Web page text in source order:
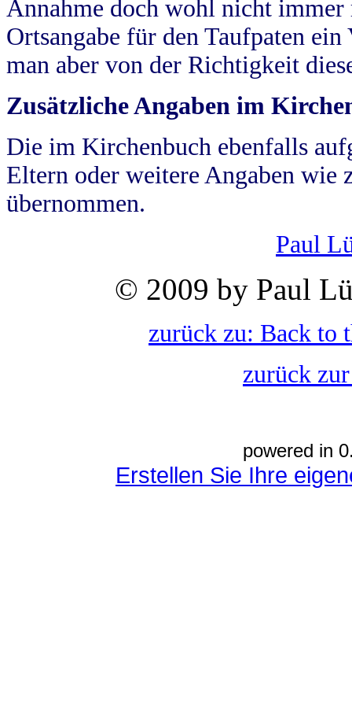
Annahme doch wohl nicht
Ortsangabe für den Taufpaten
man aber von der Richtigkeit
Zusätzliche Angaben im
Die im Kirchenbuch ebenfalls
Eltern oder weitere Angaben wie
übernommen.
Paul
© 2009 by Paul
zurück zu: Back to
zurück
powered in
Erstellen Sie Ihre